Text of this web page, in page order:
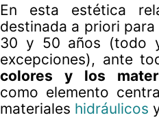
En esta estética
destinada a priori
30 y 50 años (todo
excepciones), ante
colores y los
como elemento
materiales hidráulicos